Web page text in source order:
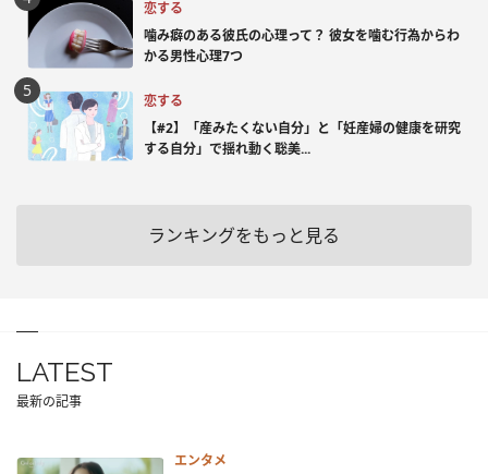
恋する
噛み癖のある彼氏の心理って？ 彼女を噛む行為からわ
かる男性心理7つ
恋する
【#2】「産みたくない自分」と「妊産婦の健康を研究
する自分」で揺れ動く聡美...
ランキングをもっと見る
LATEST
最新の記事
エンタメ